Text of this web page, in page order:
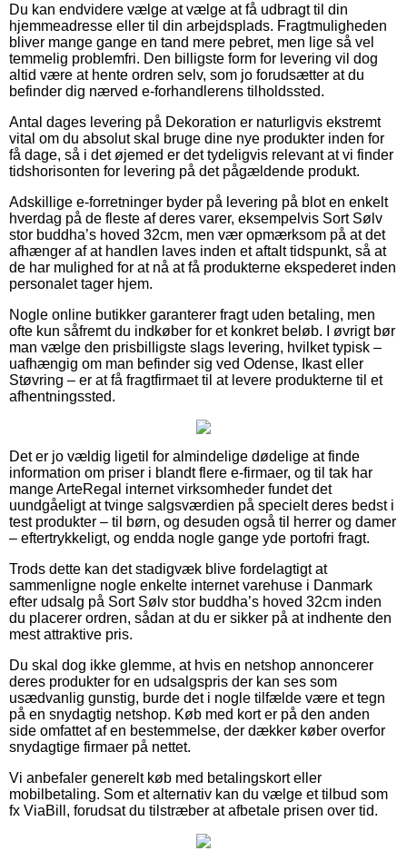
Du kan endvidere vælge at vælge at få udbragt til din
hjemmeadresse eller til din arbejdsplads. Fragtmuligheden
bliver mange gange en tand mere pebret, men lige så vel
temmelig problemfri. Den billigste form for levering vil dog
altid være at hente ordren selv, som jo forudsætter at du
befinder dig nærved e-forhandlerens tilholdssted.
Antal dages levering på Dekoration er naturligvis ekstremt
vital om du absolut skal bruge dine nye produkter inden for
få dage, så i det øjemed er det tydeligvis relevant at vi finder
tidshorisonten for levering på det pågældende produkt.
Adskillige e-forretninger byder på levering på blot en enkelt
hverdag på de fleste af deres varer, eksempelvis Sort Sølv
stor buddha’s hoved 32cm, men vær opmærksom på at det
afhænger af at handlen laves inden et aftalt tidspunkt, så at
de har mulighed for at nå at få produkterne ekspederet inden
personalet tager hjem.
Nogle online butikker garanterer fragt uden betaling, men
ofte kun såfremt du indkøber for et konkret beløb. I øvrigt bør
man vælge den prisbilligste slags levering, hvilket typisk –
uafhængig om man befinder sig ved Odense, Ikast eller
Støvring – er at få fragtfirmaet til at levere produkterne til et
afhentningssted.
Det er jo vældig ligetil for almindelige dødelige at finde
information om priser i blandt flere e-firmaer, og til tak har
mange ArteRegal internet virksomheder fundet det
uundgåeligt at tvinge salgsværdien på specielt deres bedst i
test produkter – til børn, og desuden også til herrer og damer
– eftertrykkeligt, og endda nogle gange yde portofri fragt.
Trods dette kan det stadigvæk blive fordelagtigt at
sammenligne nogle enkelte internet varehuse i Danmark
efter udsalg på Sort Sølv stor buddha’s hoved 32cm inden
du placerer ordren, sådan at du er sikker på at indhente den
mest attraktive pris.
Du skal dog ikke glemme, at hvis en netshop annoncerer
deres produkter for en udsalgspris der kan ses som
usædvanlig gunstig, burde det i nogle tilfælde være et tegn
på en snydagtig netshop. Køb med kort er på den anden
side omfattet af en bestemmelse, der dækker køber overfor
snydagtige firmaer på nettet.
Vi anbefaler generelt køb med betalingskort eller
mobilbetaling. Som et alternativ kan du vælge et tilbud som
fx ViaBill, forudsat du tilstræber at afbetale prisen over tid.